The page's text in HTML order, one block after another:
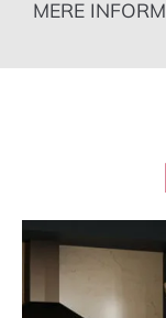
MERE